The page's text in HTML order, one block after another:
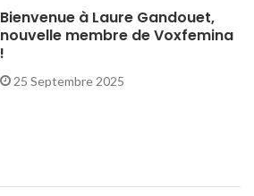
Bienvenue à Laure Gandouet,
nouvelle membre de Voxfemina
!
25 Septembre 2025